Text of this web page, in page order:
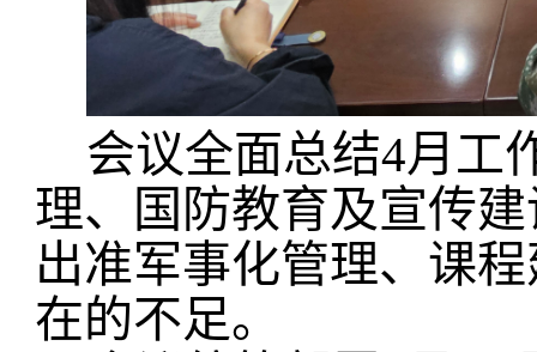
会议全面总结4月工
理、国防教育及宣传
出准军事化管理、课
在的不足。